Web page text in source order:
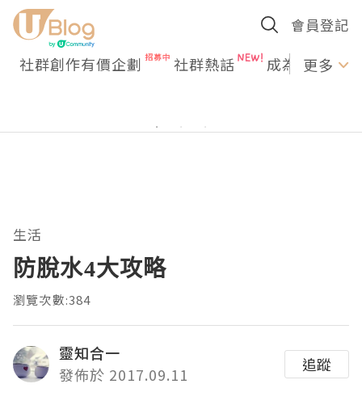
會員登記
社群創作有價企劃 社群熱話 成為U更多
生活
防脫水4大攻略
瀏覽次數:384
靈知合一
發佈於 2017.09.11
追蹤